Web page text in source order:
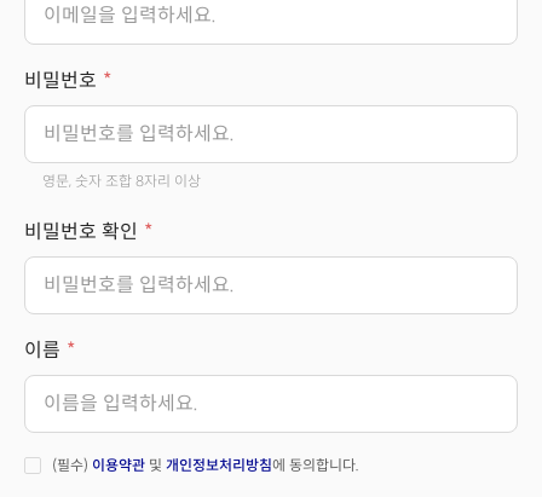
비밀번호
영문, 숫자 조합 8자리 이상
비밀번호 확인
이름
(필수) 이용약관 및 개인정보처리방침에 동의합니다.